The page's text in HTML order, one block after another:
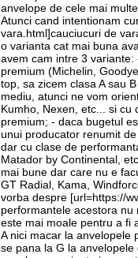
anvelope de cele mai
Atunci cand intentionam
vara.html]cauciucuri de
o varianta cat mai buna
avem cam intre 3
premium (Michelin,
top, sa zicem clasa A sau
mediu, atunci ne vom
Kumho, Nexen, etc... si cu
premium; - daca bugetul
unui producator renumit
dar cu clase de
Matador by Continental,
mai bune dar care nu e
GT Radial, Kama,
vorba despre [url=https://
performantele acestora
este mai moale pentru a fi
A nici macar la anvelopele
se pana la G la